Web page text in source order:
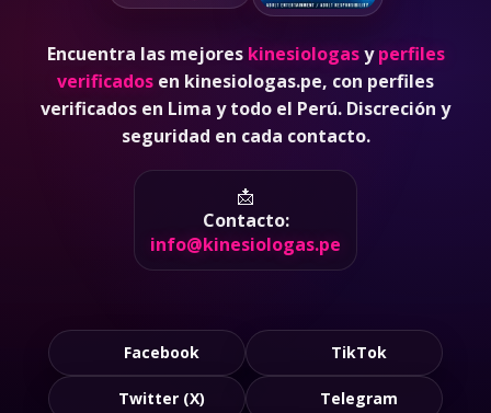
Encuentra las mejoreskinesiologasyperfiles
verificadosen kinesiologas.pe, con perfiles
seguridad en cada contacto.
📩
Contacto:
Facebook TikTok